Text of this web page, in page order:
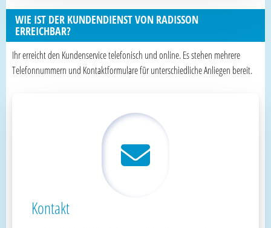
WIE IST DER KUNDENDIENST VON RADISSON
ERREICHBAR?
Ihr erreicht den Kundenservice telefonisch und online. Es stehen mehrere
Telefonnummern und Kontaktformulare für unterschiedliche Anliegen bereit.
Kontakt